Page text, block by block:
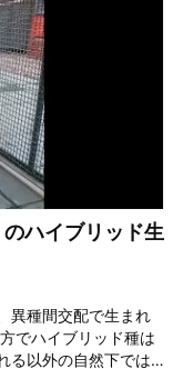
ハイブリッド生
異種間交配で生まれ
でハイブリッド種は
る以外の自然下では